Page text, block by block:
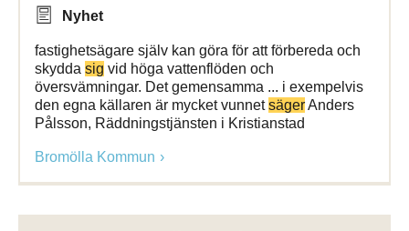
Nyhet
fastighetsägare själv kan göra för att förbereda och
skydda sig vid höga vattenflöden och
översvämningar. Det gemensamma ... i exempelvis
den egna källaren är mycket vunnetsägerAnders
Pålsson, Räddningstjänsten i Kristianstad
Bromölla Kommun